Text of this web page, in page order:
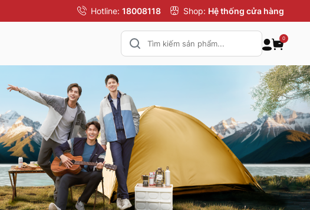
Hotline: 18008118 Shop: Hệ thống cửa hàng
0